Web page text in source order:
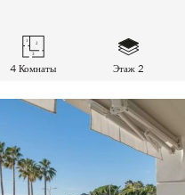
4 Комнаты Этаж 2